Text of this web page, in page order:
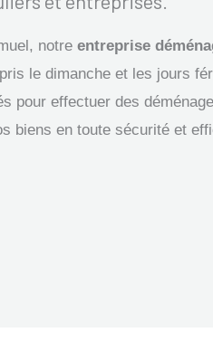
notre entreprise
le dimanche et les jours
pour effectuer des
biens en toute sécurité et